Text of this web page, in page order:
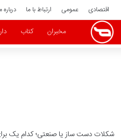
اقتصادی عمومی ارتباط با ما
مخبران کتاب
شکلات دست‌ ساز یا صنعتی؛ کدام یک